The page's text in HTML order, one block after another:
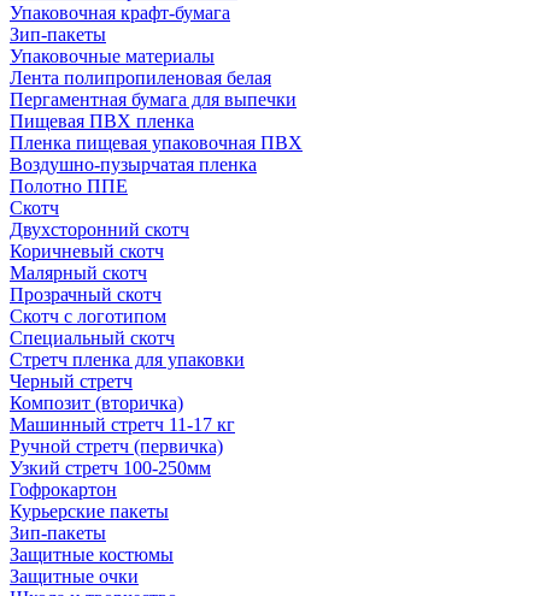
Упаковочная крафт-бумага
Зип-пакеты
Упаковочные материалы
Лента полипропиленовая белая
Пергаментная бумага для выпечки
Пищевая ПВХ пленка
Пленка пищевая упаковочная ПВХ
Воздушно-пузырчатая пленка
Полотно ППЕ
Скотч
Двухсторонний скотч
Коричневый скотч
Малярный скотч
Прозрачный скотч
Скотч с логотипом
Специальный скотч
Стретч пленка для упаковки
Черный стретч
Композит (вторичка)
Машинный стретч 11-17 кг
Ручной стретч (первичка)
Узкий стретч 100-250мм
Гофрокартон
Курьерские пакеты
Зип-пакеты
Защитные костюмы
Защитные очки